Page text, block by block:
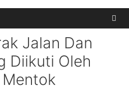
Jalan Dan
Diikuti Oleh
Mentok